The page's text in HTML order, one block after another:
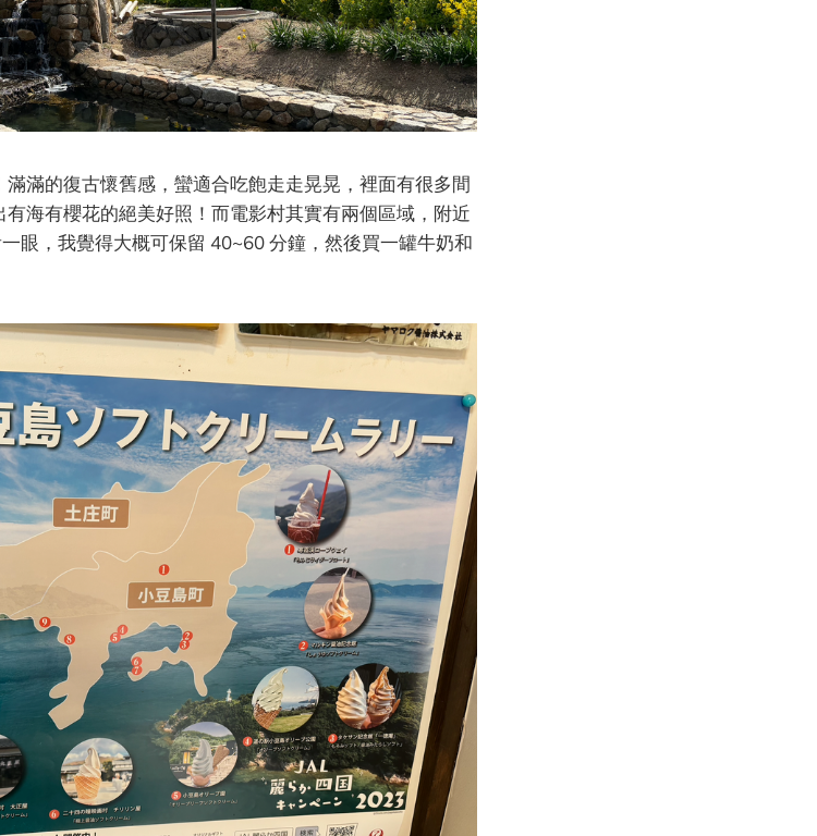
滿的復古懷舊感，蠻適合吃飽走走晃晃，裡面有很多間
海有櫻花的絕美好照！而電影村其實有兩個區域，附近
眼，我覺得大概可保留 40~60 分鐘，然後買一罐牛奶和